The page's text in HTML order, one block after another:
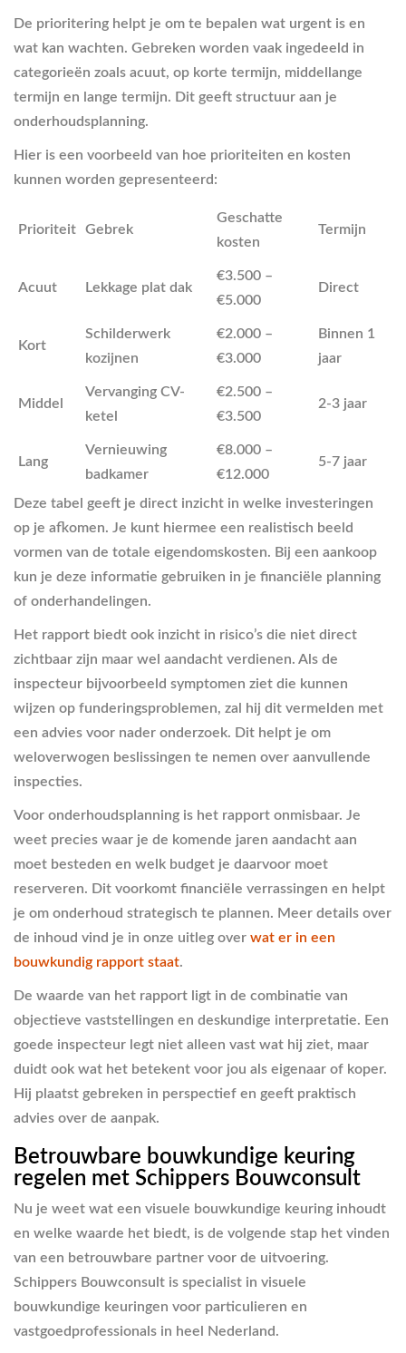
De prioritering helpt je om te bepalen wat urgent is en
wat kan wachten. Gebreken worden vaak ingedeeld in
categorieën zoals acuut, op korte termijn, middellange
termijn en lange termijn. Dit geeft structuur aan je
onderhoudsplanning.
Hier is een voorbeeld van hoe prioriteiten en kosten
kunnen worden gepresenteerd:
Prioriteit Gebrek
Geschatte
kosten
Termijn
Acuut Lekkage plat dak
€3.500 –
€5.000
Direct
Kort
Schilderwerk
kozijnen
€2.000 –
€3.000
Binnen 1
jaar
Middel
Vervanging CV-
ketel
€2.500 –
€3.500
2-3 jaar
Lang
Vernieuwing
badkamer
€8.000 –
€12.000
5-7 jaar
Deze tabel geeft je direct inzicht in welke investeringen
op je afkomen. Je kunt hiermee een realistisch beeld
vormen van de totale eigendomskosten. Bij een aankoop
kun je deze informatie gebruiken in je financiële planning
of onderhandelingen.
Het rapport biedt ook inzicht in risico’s die niet direct
zichtbaar zijn maar wel aandacht verdienen. Als de
inspecteur bijvoorbeeld symptomen ziet die kunnen
wijzen op funderingsproblemen, zal hij dit vermelden met
een advies voor nader onderzoek. Dit helpt je om
weloverwogen beslissingen te nemen over aanvullende
inspecties.
Voor onderhoudsplanning is het rapport onmisbaar. Je
weet precies waar je de komende jaren aandacht aan
moet besteden en welk budget je daarvoor moet
reserveren. Dit voorkomt financiële verrassingen en helpt
je om onderhoud strategisch te plannen. Meer details over
de inhoud vind je in onze uitleg over wat er in een
bouwkundig rapport staat.
De waarde van het rapport ligt in de combinatie van
objectieve vaststellingen en deskundige interpretatie. Een
goede inspecteur legt niet alleen vast wat hij ziet, maar
duidt ook wat het betekent voor jou als eigenaar of koper.
Hij plaatst gebreken in perspectief en geeft praktisch
advies over de aanpak.
Betrouwbare bouwkundige keuring
regelen met Schippers Bouwconsult
Nu je weet wat een visuele bouwkundige keuring inhoudt
en welke waarde het biedt, is de volgende stap het vinden
van een betrouwbare partner voor de uitvoering.
Schippers Bouwconsult is specialist in visuele
bouwkundige keuringen voor particulieren en
vastgoedprofessionals in heel Nederland.